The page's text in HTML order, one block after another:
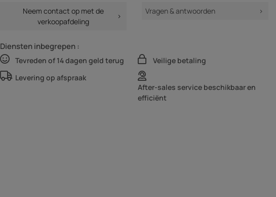
Neem contact op met de
verkoopafdeling
Vragen & antwoorden
Diensten inbegrepen :
Tevreden of 14 dagen geld terug
Veilige betaling
Levering op afspraak
After-sales service beschikbaar en
efficiënt